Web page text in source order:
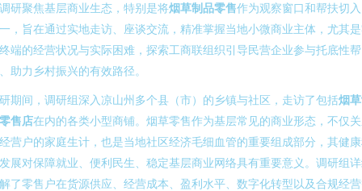
研聚焦基层商业生态，特别是将烟草制品零售作为观察窗口和帮扶切
，旨在通过实地走访、座谈交流，精准掌握当地小微商业主体，尤其
端的经营状况与实际困难，探索工商联组织引导民营企业参与托底性帮
助力乡村振兴的有效路径。
期间，调研组深入凉山州多个县（市）的乡镇与社区，走访了包括烟
售店在内的各类小型商铺。烟草零售作为基层常见的商业形态，不仅
营户的家庭生计，也是当地社区经济毛细血管的重要组成部分，其健
展对保障就业、便利民生、稳定基层商业网络具有重要意义。调研组
了零售户在货源供应、经营成本、盈利水平、数字化转型以及合规经